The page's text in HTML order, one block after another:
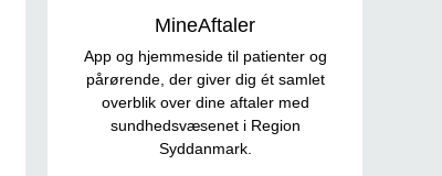
MineAftaler
App og hjemmeside til patienter og
pårørende, der giver dig ét samlet
overblik over dine aftaler med
sundhedsvæsenet i Region
Syddanmark.